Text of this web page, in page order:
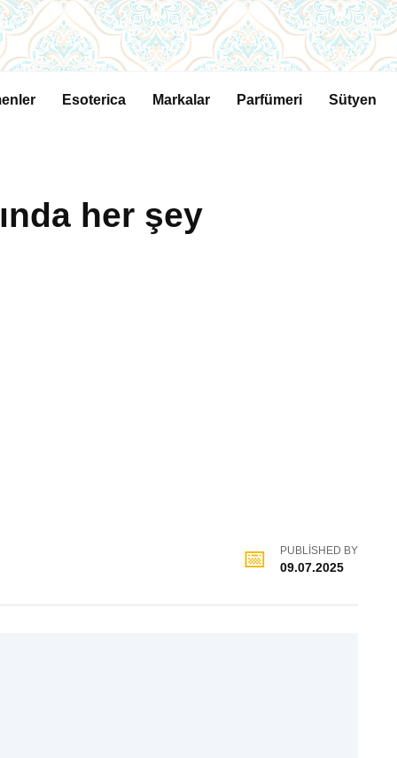
Esoterica Markalar Parfümeri Sütyen
her şey
PUBLISHED BY
09.07.2025